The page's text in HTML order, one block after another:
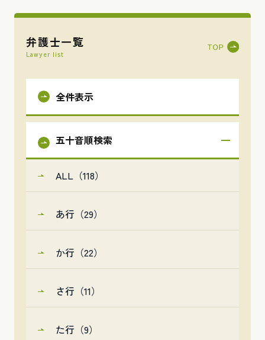
弁護士一覧
Lawyer list
全件表示
五十音順検索
ALL（118）
あ行（29）
か行（22）
さ行（11）
た行（9）